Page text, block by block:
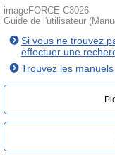
imageFORCE C3026
Guide de l'utilisateur
Si vous ne trouvez
effectuer une
Trouvez les